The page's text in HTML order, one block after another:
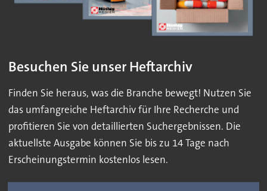
Besuchen Sie unser Heftarchiv
Finden Sie heraus, was die Branche bewegt! Nutzen Sie
das umfangreiche Heftarchiv für Ihre Recherche und
profitieren Sie von detaillierten Suchergebnissen. Die
aktuellste Ausgabe können Sie bis zu 14 Tage nach
Erscheinungstermin kostenlos lesen.